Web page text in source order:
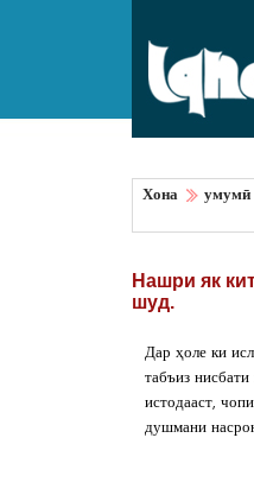
Хона умумӣ
Нашри як
шуд.
Дар ҳоле ки
табъиз
истодааст,
душмани